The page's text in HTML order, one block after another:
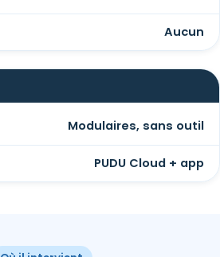
Aucun
Modulaires, sans outil
PUDU Cloud + app